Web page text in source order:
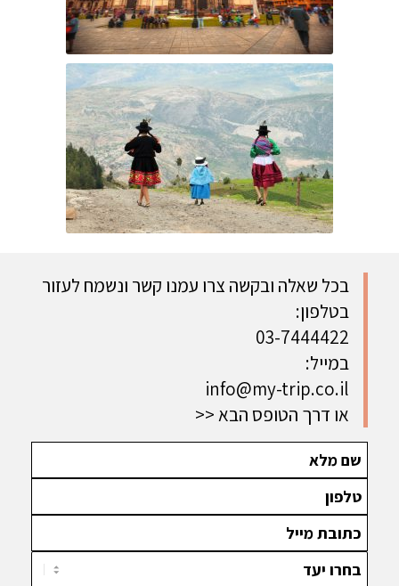
בכל שאלה ובקשה צרו עמנו קשר ונשמח לעזור
בטלפון:
03-7444422
במייל:
info@my-trip.co.il
או דרך הטופס הבא>>